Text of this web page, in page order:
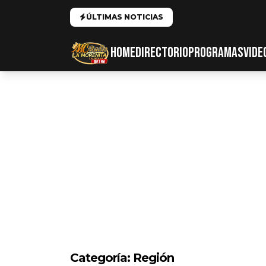
ÚLTIMAS NOTICIAS
HOMEDIRECTORIOPROGRAMAS
Categoría: Región